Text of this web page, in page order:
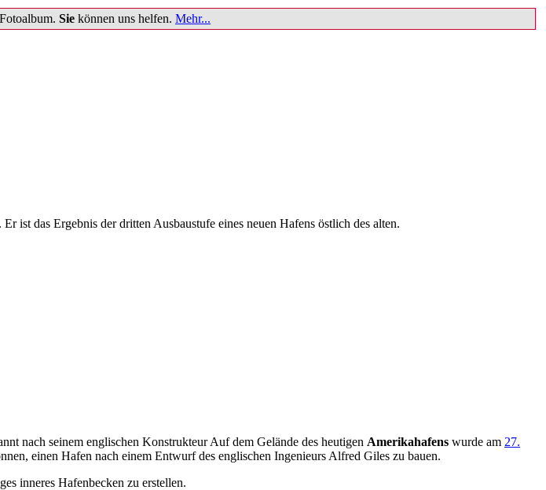
Sie können uns helfen. Mehr...
ist das Ergebnis der dritten Ausbaustufe eines neuen Hafens östlich des alten.
nach seinem englischen Konstrukteur Auf dem Gelände des heutigen Amerikahafens wurde am 27.
einen Hafen nach einem Entwurf des englischen Ingenieurs Alfred Giles zu bauen.
inneres Hafenbecken zu erstellen.